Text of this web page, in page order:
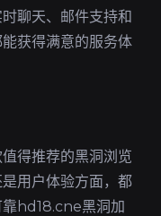
聊天、邮件支持和
获得满意的服务体
得推荐的黑洞浏览
用户体验方面，都
靠hd18.cne黑洞加